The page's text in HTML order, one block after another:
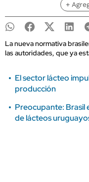
+
La nueva normativa
las autoridades, que ya
El sector lácteo
producción
Preocupante: Brasil
de lácteos